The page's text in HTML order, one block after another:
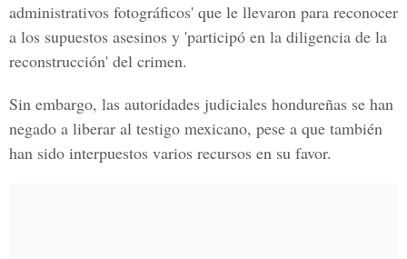
administrativos fotográficos' que le llevaron para reconocer
a los supuestos asesinos y 'participó en la diligencia de la
reconstrucción' del crimen.
Sin embargo, las autoridades judiciales hondureñas se han
negado a liberar al testigo mexicano, pese a que también
han sido interpuestos varios recursos en su favor.